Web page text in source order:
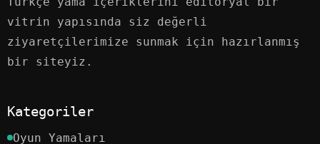
vitrin yapısında siz değerli
ziyaretçilerimize sunmak için hazırlanmış
bir siteyiz.
Kategoriler
Oyun Yamaları